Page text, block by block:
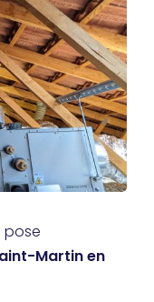
pose
Martin en